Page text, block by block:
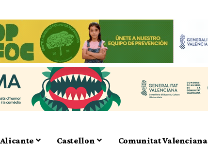
Alicante Castellon Comunitat Valenciana